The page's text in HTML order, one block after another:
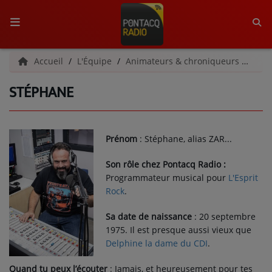
ACCUEIL
RADIO
L'ÉQUIPE
GRILLE DES PROGRAMMES
C'ÉTAIT QUOI CE TITRE ?
MÉDIAS
PODCASTS - SAISON 2026/2027
Accueil L'Équipe Animateurs & chroniqueurs
STÉPHANE
Prénom : Stéphane, alias ZAR...
Son rôle chez Pontacq Radio :
Programmateur musical pour L'Esprit
Rock.
Sa date de naissance : 20 septembre
1975. Il est presque aussi vieux que
Delphine la dame du CDI.
Quand tu peux l’écouter : Jamais, et heureusement pour tes